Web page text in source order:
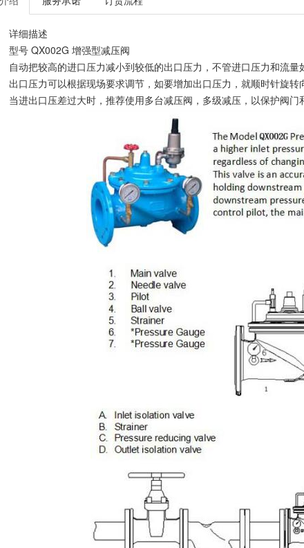
详细描述
型号 QX002G 增强型减压阀
自动把较高的进口压力减小到较低的出口压力，不管进口压力和流量
出口压力可以根据现场要求调节，如要增加出口压力，就顺时针旋转
当进出口压差过大时，推荐使用多台减压阀，多级减压，以保护阀门